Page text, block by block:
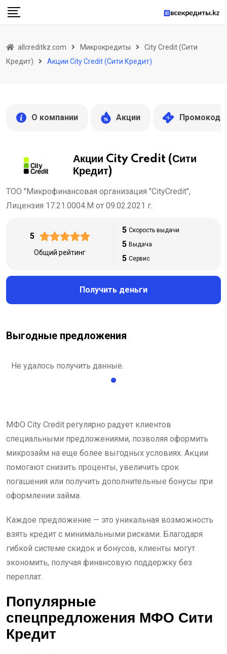
Skip
allcreditkz.com Микрокредиты
City Credit (Сити
Кредит)
Акции City Credit (Сити Кредит)
О компании Акции Промокоды
Акции City Credit (Сити
Кредит)
ТОО "Микрофинансовая организация "CityCredit",
Лицензия 17.21.0004.М от 09.02.2021 г.
5
Общий рейтинг
5 Скорость выдачи
5 Выдача
5 Сервис
Получить деньги
Выгодные предложения
Не удалось получить данные.
МФО City Credit регулярно радует клиентов
специальными предложениями, позволяя оформить
микрозайм на еще более выгодных условиях. Акции
помогают снизить проценты, увеличить срок
погашения или получить дополнительные бонусы при
оформлении займа.
Каждое предложение — это уникальная возможность
взять кредит с минимальными рисками. Благодаря
гибкой системе скидок и бонусов, клиенты могут
экономить, получая финансовую поддержку без
переплат.
Популярные
спецпредложения МФО Сити
Кредит